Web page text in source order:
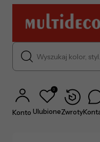
Wyszukaj kolor, styl...
Konto
0
UlubioneZwroty